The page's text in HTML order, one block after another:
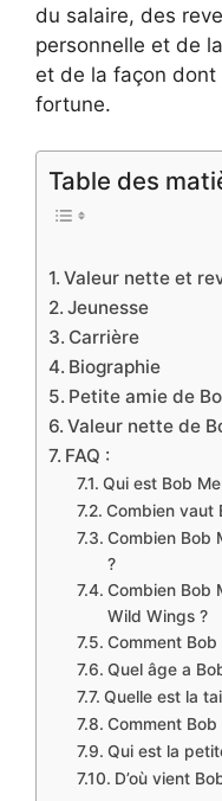
du salaire, des
personnelle et de
et de la façon dont
fortune.
Table des
Valeur nette et
Jeunesse
Carrière
Biographie
Petite amie de
Valeur nette de
FAQ :
Qui est Bob
Combien vaut
Combien Bob
?
Combien Bob
Wild Wings ?
Comment
Quel âge a
Quelle est la
Comment
Qui est la
D’où vient